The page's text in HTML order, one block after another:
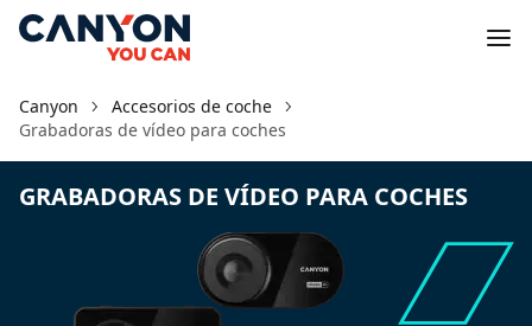
Canyon
Accesorios de coche
Grabadoras de vídeo para coches
GRABADORAS DE VÍDEO PARA COCHES